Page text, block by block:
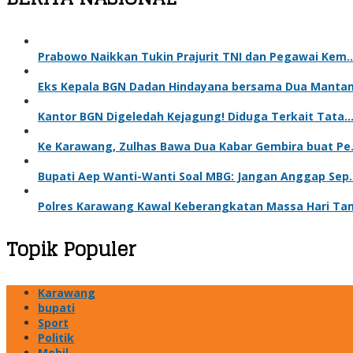
Prabowo Naikkan Tukin Prajurit TNI dan Pegawai
Eks Kepala BGN Dadan Hindayana bersama Dua
Kantor BGN Digeledah Kejagung! Diduga Terkait Tata…
Ke Karawang, Zulhas Bawa Dua Kabar Gembira buat
Bupati Aep Wanti-Wanti Soal MBG: Jangan Anggap
Polres Karawang Kawal Keberangkatan Massa Hari
Topik Populer
Karawang
bupati
Sport
Politik